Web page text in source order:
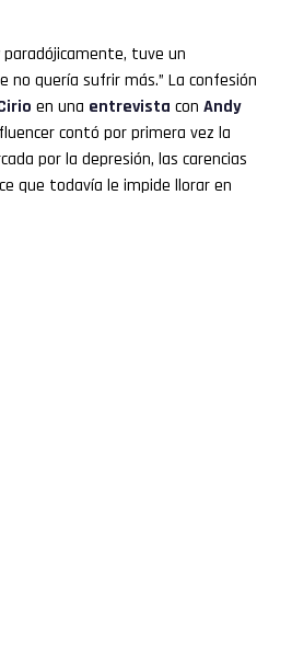
paradójicamente, tuve un
no quería sufrir más.” La confesión
en una entrevista con Andy
contó por primera vez la
por la depresión, las carencias
que todavía le impide llorar en